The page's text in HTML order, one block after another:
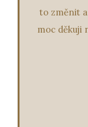
to změnit
moc děkuji